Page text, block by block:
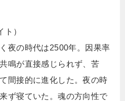
）
夜の時代は2500年。因果率
鳴が直接感じられず、苦
間接的に進化した。夜の時
ず寝ていた。魂の方向性で